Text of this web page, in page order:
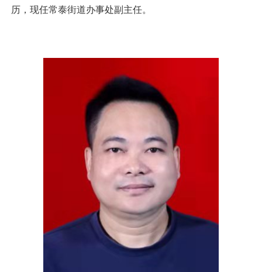
历，现任常泰街道办事处副主任。